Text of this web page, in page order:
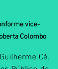
vice-
Colombo
Cé,